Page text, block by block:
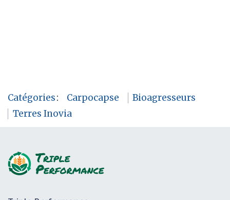
Catégories: Carpocapse
Bioagresseurs
Terres Inovia